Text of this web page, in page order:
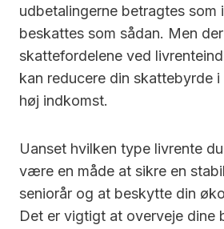
udbetalingerne betragtes som
beskattes som sådan. Men
skattefordelene ved
kan reducere din skattebyrde i
høj indkomst.
Uanset hvilken type livrente
være en måde at sikre en
seniorår og at beskytte din
Det er vigtigt at overveje dine